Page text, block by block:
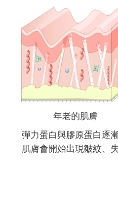
​年老的肌膚
彈力蛋白與膠原蛋白逐
肌膚會開始出現皺紋、